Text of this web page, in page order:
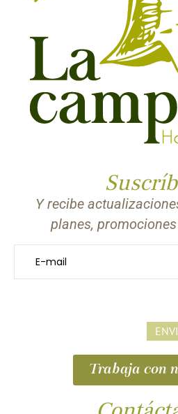
Y recibe
planes,
Trabaja con